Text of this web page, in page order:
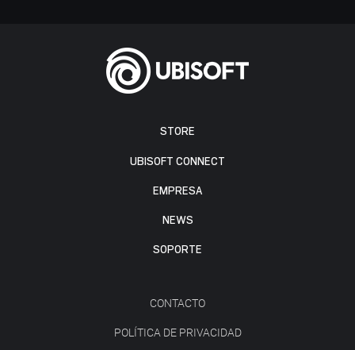
STORE
UBISOFT CONNECT
EMPRESA
NEWS
SOPORTE
CONTACTO
POLÍTICA DE PRIVACIDAD